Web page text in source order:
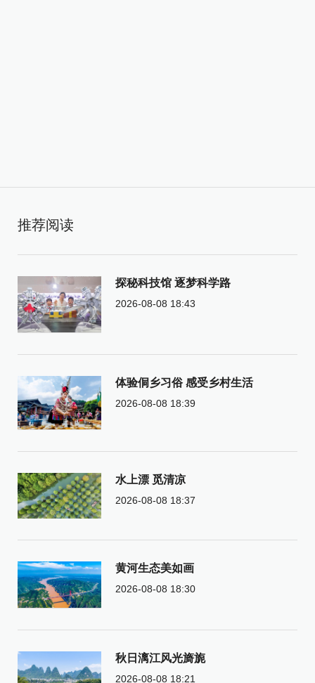
推荐阅读
探秘科技馆 逐梦科学路
2026-08-08 18:43
体验侗乡习俗 感受乡村生活
2026-08-08 18:39
水上漂 觅清凉
2026-08-08 18:37
黄河生态美如画
2026-08-08 18:30
秋日漓江风光旖旎
2026-08-08 18:21